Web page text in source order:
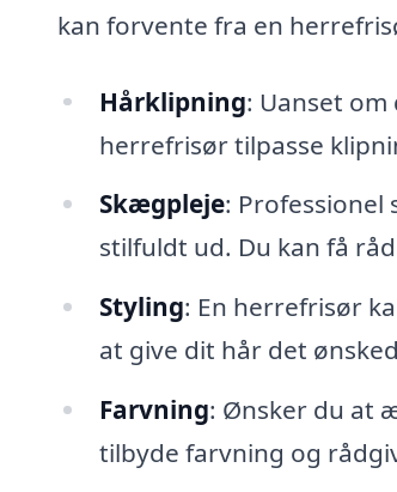
kan forvente fra en
Hårklipning: Uanset
herrefrisør tilpasse
Skægpleje:
stilfuldt ud. Du kan få
Styling: En herrefrisør
at give dit hår det
Farvning: Ønsker du at
tilbyde farvning og